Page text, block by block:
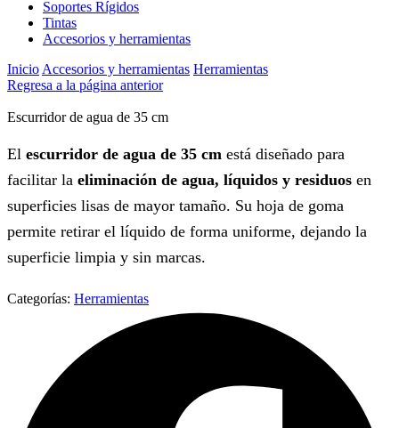
Soportes Rígidos
Tintas
Accesorios y herramientas
Inicio Accesorios y herramientas Herramientas
Regresa a la página anterior
Escurridor de agua de 35 cm
El escurridor de agua de 35 cm está diseñado para
facilitar la eliminación de agua, líquidos y residuos en
superficies lisas de mayor tamaño. Su hoja de goma
permite retirar el líquido de forma uniforme, dejando la
superficie limpia y sin marcas.
Categorías: Herramientas